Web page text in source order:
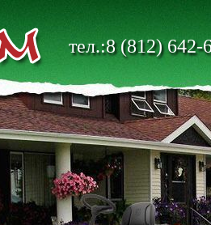
тел.:8 (812) 642-